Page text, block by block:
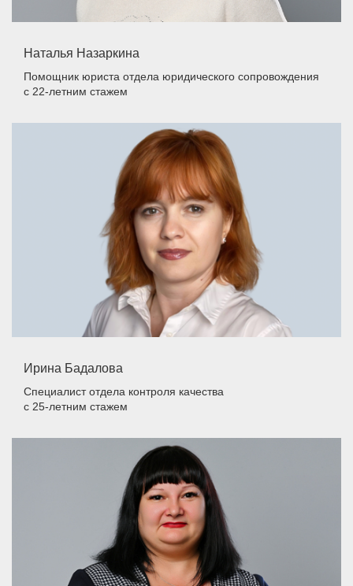
Наталья Назаркина
Помощник юриста отдела юридического сопровождения
с 22-летним стажем
Ирина Бадалова
Специалист отдела контроля качества
с 25-летним стажем